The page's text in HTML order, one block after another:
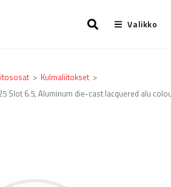
Valikko
> Kulmaliitokset >
Slot 6.5, Aluminum die-cast lacquered alu